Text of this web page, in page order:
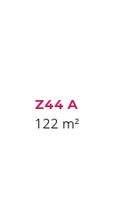
Z44 A
122 m²